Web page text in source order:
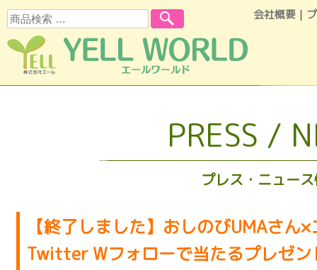
会社概要 ｜
検索
PRESS /
プレス・ニュー
【終了しました】おしのびUMAさん
Twitter Wフォローで当たるプレゼン